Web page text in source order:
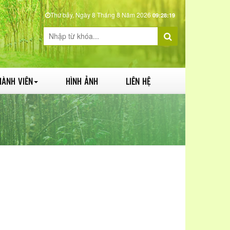
Thứ bảy, Ngày 8 Tháng 8 Năm 202609:28:20
VIÊN HÌNH ẢNH LIÊN HỆ